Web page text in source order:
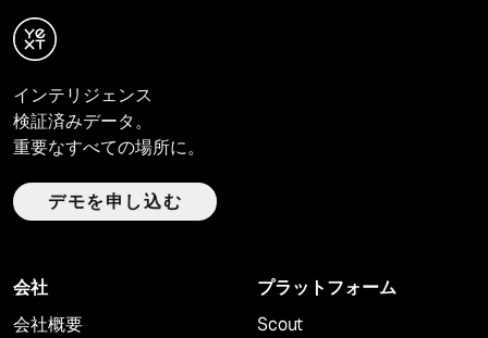
インテリジェンス
検証済みデータ。
重要なすべての場所に。
デモを申し込む
会社
会社概要
プラットフォーム
Scout